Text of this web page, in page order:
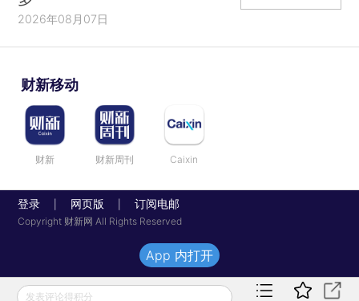
2026年08月07日
财新移动
财新 财新周刊 Caixin
登录 网页版 订阅电邮
Copyright 财新网 All Rights Reserved
发表评论得积分
App 内打开